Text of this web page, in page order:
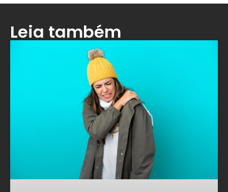
Leia também